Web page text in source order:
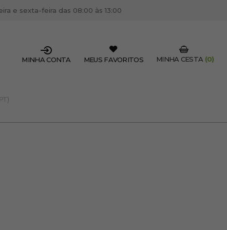
e sexta-feira das 08:00 às 13:00
MINHA CESTA (0)
MEUS FAVORITOS
MINHA CONTA